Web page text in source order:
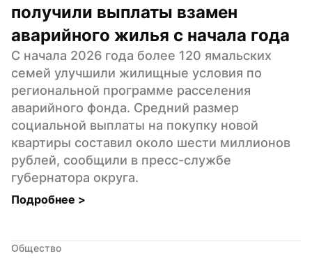
получили выплаты взамен
аварийного жилья с начала года
С начала 2026 года более 120 ямальских
семей улучшили жилищные условия по
региональной программе расселения
аварийного фонда. Средний размер
социальной выплаты на покупку новой
квартиры составил около шести миллионов
рублей, сообщили в пресс-службе
губернатора округа.
Подробнее >
Общество